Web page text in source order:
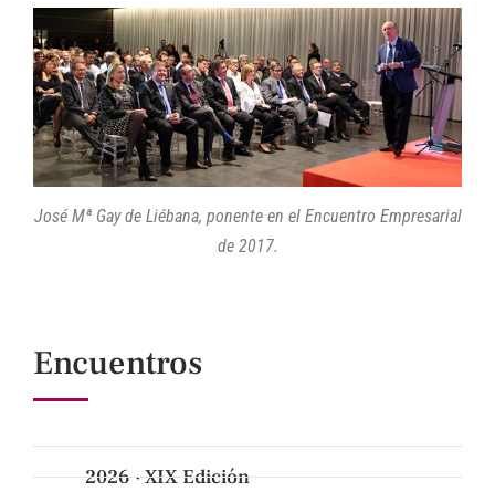
José Mª Gay de Liébana, ponente en el Encuentro Empresarial
de 2017.
Encuentros
2026 · XIX Edición